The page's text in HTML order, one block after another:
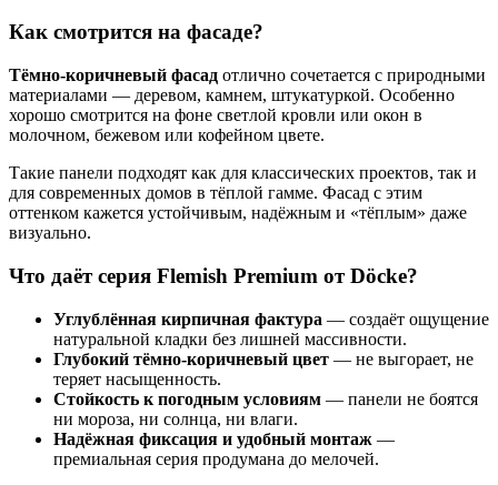
Как смотрится на фасаде?
Тёмно-коричневый фасад отлично сочетается с природными
материалами — деревом, камнем, штукатуркой. Особенно
хорошо смотрится на фоне светлой кровли или окон в
молочном, бежевом или кофейном цвете.
Такие панели подходят как для классических проектов, так и
для современных домов в тёплой гамме. Фасад с этим
оттенком кажется устойчивым, надёжным и «тёплым» даже
визуально.
Что даёт серия Flemish Premium от Döcke?
Углублённая кирпичная фактура — создаёт ощущение
натуральной кладки без лишней массивности.
Глубокий тёмно-коричневый цвет — не выгорает, не
теряет насыщенность.
Стойкость к погодным условиям — панели не боятся
ни мороза, ни солнца, ни влаги.
Надёжная фиксация и удобный монтаж —
премиальная серия продумана до мелочей.